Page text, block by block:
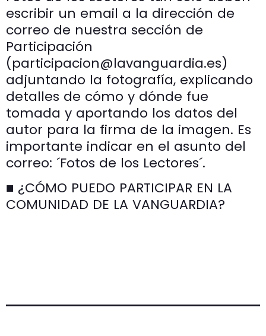
escribir un email a la dirección de
correo de nuestra sección de
Participación
(participacion@lavanguardia.es)
adjuntando la fotografía, explicando
detalles de cómo y dónde fue
tomada y aportando los datos del
autor para la firma de la imagen. Es
importante indicar en el asunto del
correo: ´Fotos de los Lectores´.
■ ¿CÓMO PUEDO PARTICIPAR EN LA
COMUNIDAD DE LA VANGUARDIA?